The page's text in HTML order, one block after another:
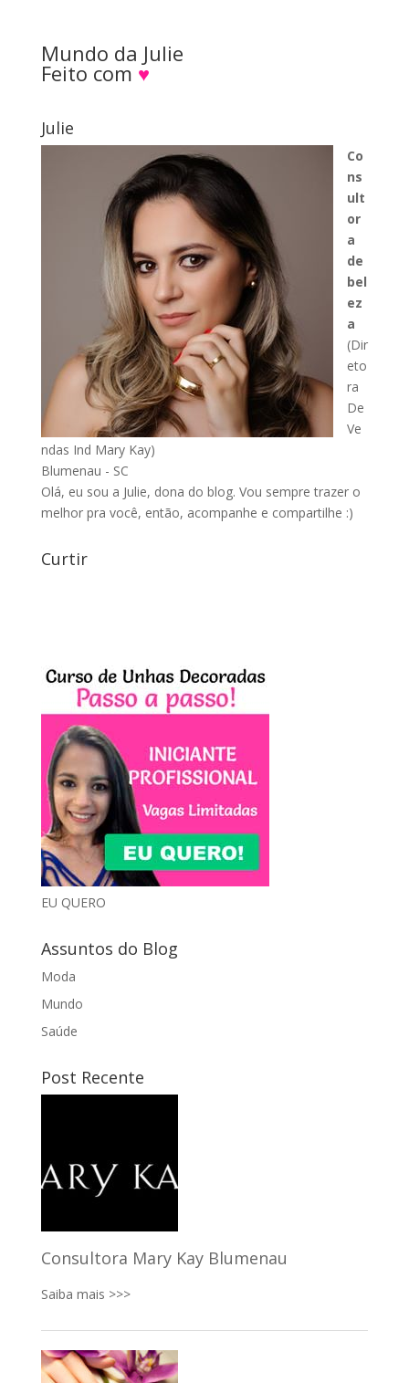
Mundo da Julie
Feito com ♥
Julie
Co
ns
ult
or
a
de
bel
ez
a
(Dir
eto
ra
De
Ve
ndas Ind Mary Kay)
Blumenau - SC
Olá, eu sou a Julie, dona do blog. Vou sempre trazer o
melhor pra você, então, acompanhe e compartilhe :)
Curtir
EU QUERO
Assuntos do Blog
Moda
Mundo
Saúde
Post Recente
Consultora Mary Kay Blumenau
Saiba mais >>>